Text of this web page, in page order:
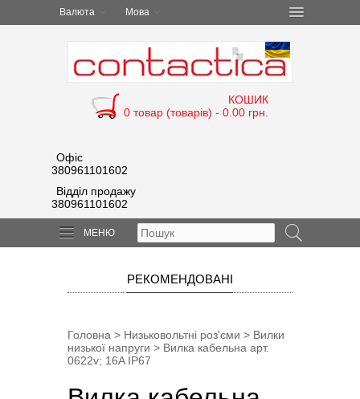
Валюта Мова
КОШИК
0 товар (товарів) - 0.00 грн.
Офіс
380961101602
Відділ продажу
380961101602
МЕНЮ
РЕКОМЕНДОВАНІ
Головна > Низьковольтні роз'єми > Вилки
низької напруги > Вилка кабельна арт.
0622v; 16A IP67